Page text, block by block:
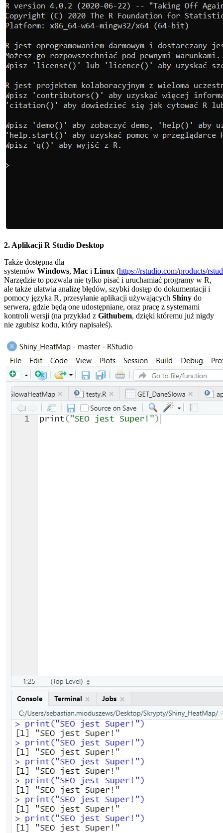
2. Aplikacji R Studio Desktop
Także dostępna dla
systemów Windows, Mac i Linux (https://rstudio.com/products/
Narzędzie to pozwala nie tylko pisać i uruchamiać programy w R,
ale także ułatwia analizę błędów, szybki dostęp do dokumentacji i
pomocy języka R, przesyłanie aplikacji używających Shiny do
serwera, gdzie będą one udostępniane, oraz pracę z systemami
kontroli wersji (na przykład z Githubem, dzięki któremu już nigdy
nie zgubisz kodu, który napisałeś).